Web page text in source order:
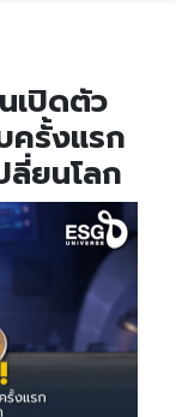
เปิดตัว
ครั้งแรก
ลี่ยนโลก